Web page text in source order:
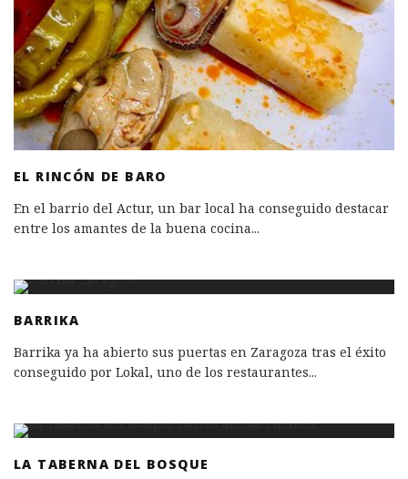
EL RINCÓN DE BARO
En el barrio del Actur, un bar local ha conseguido destacar
entre los amantes de la buena cocina...
BARRIKA
Barrika ya ha abierto sus puertas en Zaragoza tras el éxito
conseguido por Lokal, uno de los restaurantes...
LA TABERNA DEL BOSQUE